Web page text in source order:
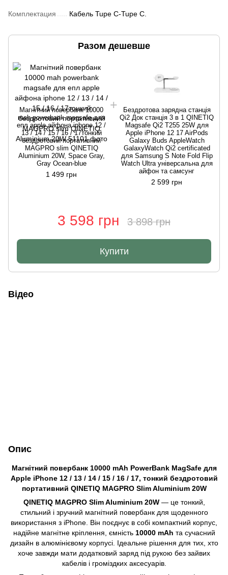
Комплектация Кабель Tupe C-Tupe C.
Разом дешевше
Магнітний повербанк 10000
mah powerbank magsafe для
епл apple айфона iphone 12 /
13 / 14 / 15 / 16 / 17тонкий
бездротовий портативний
MAGPRO slim QINETIQ
Aluminium 20W, Space Gray,
Gray Ocean-blue
1 499 грн
Бездротова зарядна станція
Qi2 Док станція 3 в 1 QINETIQ
Magsafe Qi2 T255 25W для
Apple iPhone 12 17 AirPods
Galaxy Buds AppleWatch
GalaxyWatch Qi2 certificated
для Samsung S Note Fold Flip
Watch Ultra універсальна для
айфон та самсунг
2 599 грн
3 598 грн 3 898 грн
Купити
Відео
Опис
Магнітний повербанк 10000 mAh PowerBank MagSafe для
Apple iPhone 12 / 13 / 14 / 15 / 16 / 17, тонкий бездротовий
портативний QINETIQ MAGPRO Slim Aluminium 20W
QINETIQ MAGPRO Slim Aluminium 20W— це тонкий,
стильний і зручний магнітний повербанк для щоденного
використання з iPhone. Він поєднує в собі компактний корпус,
надійне магнітне кріплення, ємність 10000 mAh та сучасний
дизайн в алюмінієвому корпусі. Ідеальне рішення для тих, хто
хоче завжди мати додатковий заряд під рукою без зайвих
кабелів і громіздких аксесуарів.